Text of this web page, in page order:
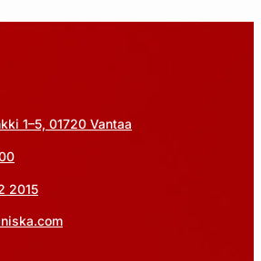
1–5, 01720 Vantaa
2015